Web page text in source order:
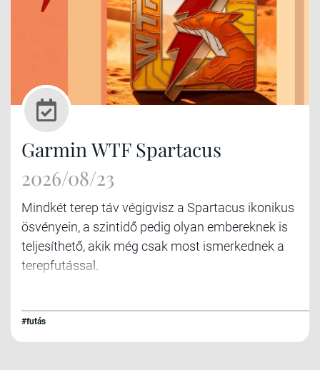
Garmin WTF Spartacus
2026/08/23
Mindkét terep táv végigvisz a Spartacus ikonikus
ösvényein, a szintidő pedig olyan embereknek is
teljesíthető, akik még csak most ismerkednek a
terepfutással.
#futás